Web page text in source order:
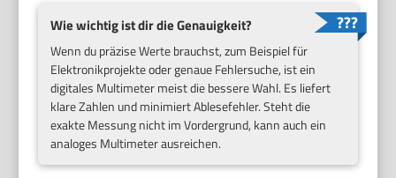
Wie wichtig ist dir die Genauigkeit?
Wenn du präzise Werte brauchst, zum Beispiel für
Elektronikprojekte oder genaue Fehlersuche, ist ein
digitales Multimeter meist die bessere Wahl. Es liefert
klare Zahlen und minimiert Ablesefehler. Steht die
exakte Messung nicht im Vordergrund, kann auch ein
analoges Multimeter ausreichen.